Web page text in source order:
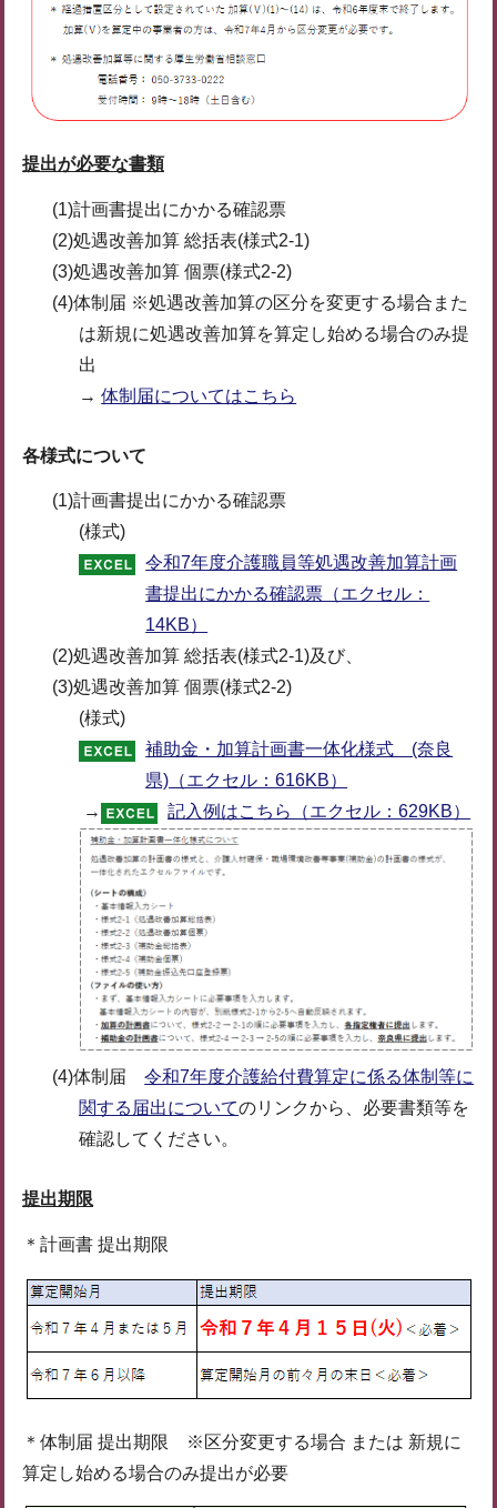
提出が必要な書類
(1)計画書提出にかかる確認票
(2)処遇改善加算 総括表(様式2-1)
(3)処遇改善加算 個票(様式2-2)
(4)体制届 ※処遇改善加算の区分を変更する場合また
は新規に処遇改善加算を算定し始める場合のみ提
出
→体制届についてはこちら
各様式について
(1)計画書提出にかかる確認票
(様式)
令和7年度介護職員等処遇改善加算計画
書提出にかかる確認票（エクセル：
14KB）
(2)処遇改善加算 総括表(様式2-1)及び、
(3)処遇改善加算 個票(様式2-2)
(様式)
補助金・加算計画書一体化様式 (奈良
県)（エクセル：616KB）
→
記入例はこちら（エクセル：629KB）
(4)体制届令和7年度介護給付費算定に係る体制等に
関する届出についてのリンクから、必要書類等を
確認してください。
提出期限
＊計画書 提出期限
＊体制届 提出期限 ※区分変更する場合 または 新規に
算定し始める場合のみ提出が必要